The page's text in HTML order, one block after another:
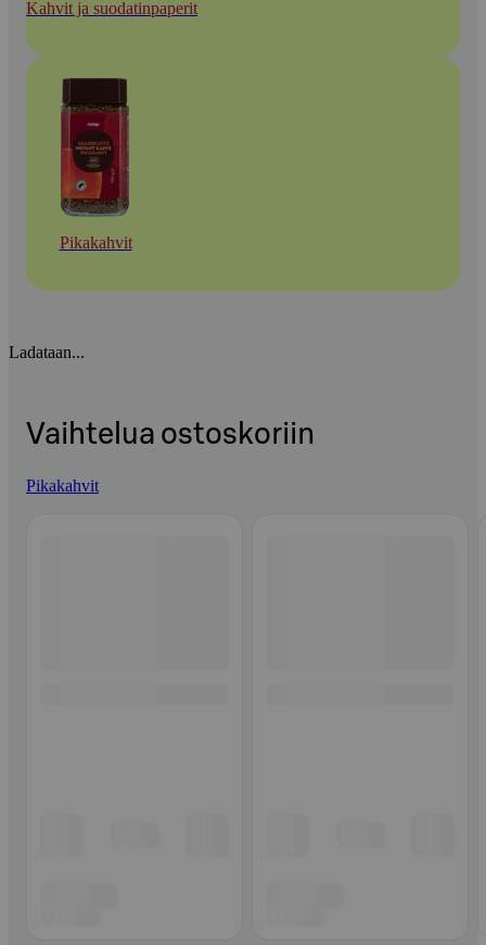
Kahvit ja suodatinpaperit
Pikakahvit
Ladataan...
Vaihtelua ostoskoriin
Pikakahvit